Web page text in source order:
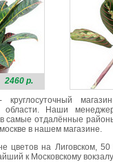
2460 р.
- круглосуточный
области. Наши
самые отдалённые
в нашем магазине.
цветов на Лиговском,
к Московскому